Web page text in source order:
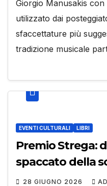
Giorgio Manusakis
utilizzato dai
sfaccettature più
tradizione musicale
EVENTI CULTURALI LIBRI
Premio Strega:
spaccato della
28 GIUGNO 2026